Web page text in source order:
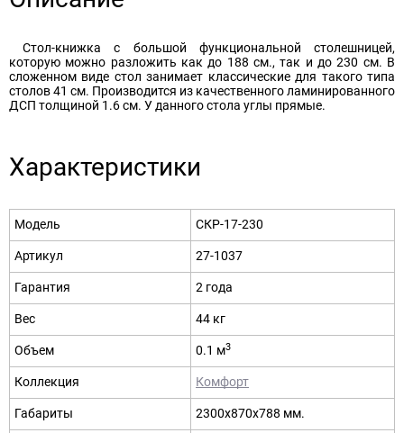
Стол-книжка с большой функциональной столешницей,
которую можно разложить как до 188 см., так и до 230 см. В
сложенном виде стол занимает классические для такого типа
столов 41 см. Производится из качественного ламинированного
ДСП толщиной 1.6 см. У данного стола углы прямые.
Характеристики
Модель СКР-17-230
Артикул 27-1037
Гарантия 2 года
Вес 44 кг
Объем 0.1 м3
Коллекция Комфорт
Габариты 2300х870х788 мм.